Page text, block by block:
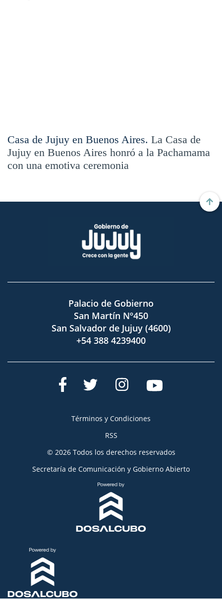
Casa de Jujuy en Buenos Aires. La Casa de
Jujuy en Buenos Aires honró a la Pachamama
con una emotiva ceremonia
Palacio de Gobierno
San Martín Nº450
San Salvador de Jujuy (4600)
+54 388 4239400
Términos y Condiciones
RSS
© 2026 Todos los derechos reservados
Secretaría de Comunicación y Gobierno Abierto